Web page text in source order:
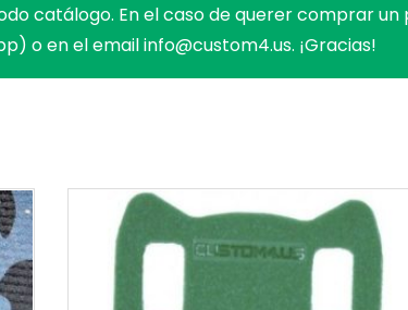
catálogo. En el caso de querer comprar
o en el emailinfo@custom4.us. ¡Gracias!